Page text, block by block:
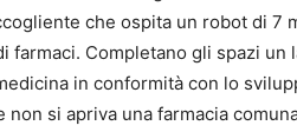
che ospita un robot di 7
farmaci. Completano gli spazi
in conformità con lo
non si apriva una farmacia